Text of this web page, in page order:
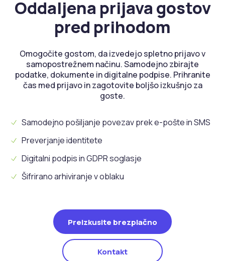
Oddaljena prijava gostov
pred prihodom
Omogočite gostom, da izvedejo spletno prijavo v
samopostrežnem načinu. Samodejno zbirajte
podatke, dokumente in digitalne podpise. Prihranite
čas med prijavo in zagotovite boljšo izkušnjo za
goste.
Samodejno pošiljanje povezav prek e-pošte in SMS
Preverjanje identitete
Digitalni podpis in GDPR soglasje
Šifrirano arhiviranje v oblaku
Preizkusite brezplačno
Kontakt